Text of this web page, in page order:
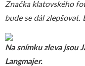
Značka klatovského
bude se dál zlepšovat.
Na snímku zleva jsou
Langmajer.